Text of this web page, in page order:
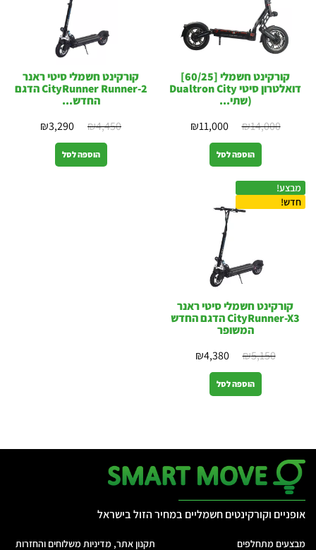
קורקינט חשמלי [60/25]
דואלטרון סיטי Dualtron City
(שתי...
₪14,000
₪11,000
הוספה לסל
קורקינט חשמלי סיטי ראנר
CityRunner Runner-2 הדגם
החדש...
₪4,450
₪3,290
הוספה לסל
קורקינט חשמלי סיטי ראנר
CityRunner-X3 הדגם החדש
המשופר
מבצע!
חדש!
₪5,150
₪4,380
הוספה לסל
אופניים וקורקינטים חשמליים במחיר הזול בישראל
מבצעים מתחלפים
תקנון אתר, מדיניות משלוחים והחזרות